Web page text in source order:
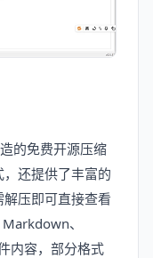
的免费开源压缩
还提供了丰富的
压即可直接查看
、
内容，部分格式